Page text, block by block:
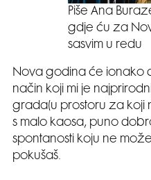
Piše Ana
gdje ću za
sasvim u redu
Nova godina će ionako
način koji mi je
grada(u prostoru za koji
s malo kaosa, puno
spontanosti koju ne
pokušaš.